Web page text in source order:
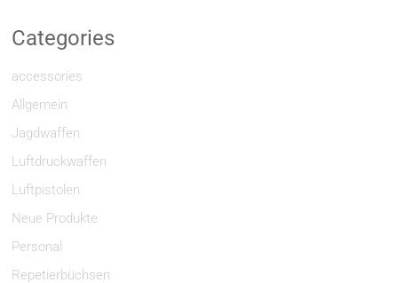
Categories
accessories
Allgemein
Jagdwaffen
Luftdruckwaffen
Luftpistolen
Neue Produkte
Personal
Repetierbüchsen